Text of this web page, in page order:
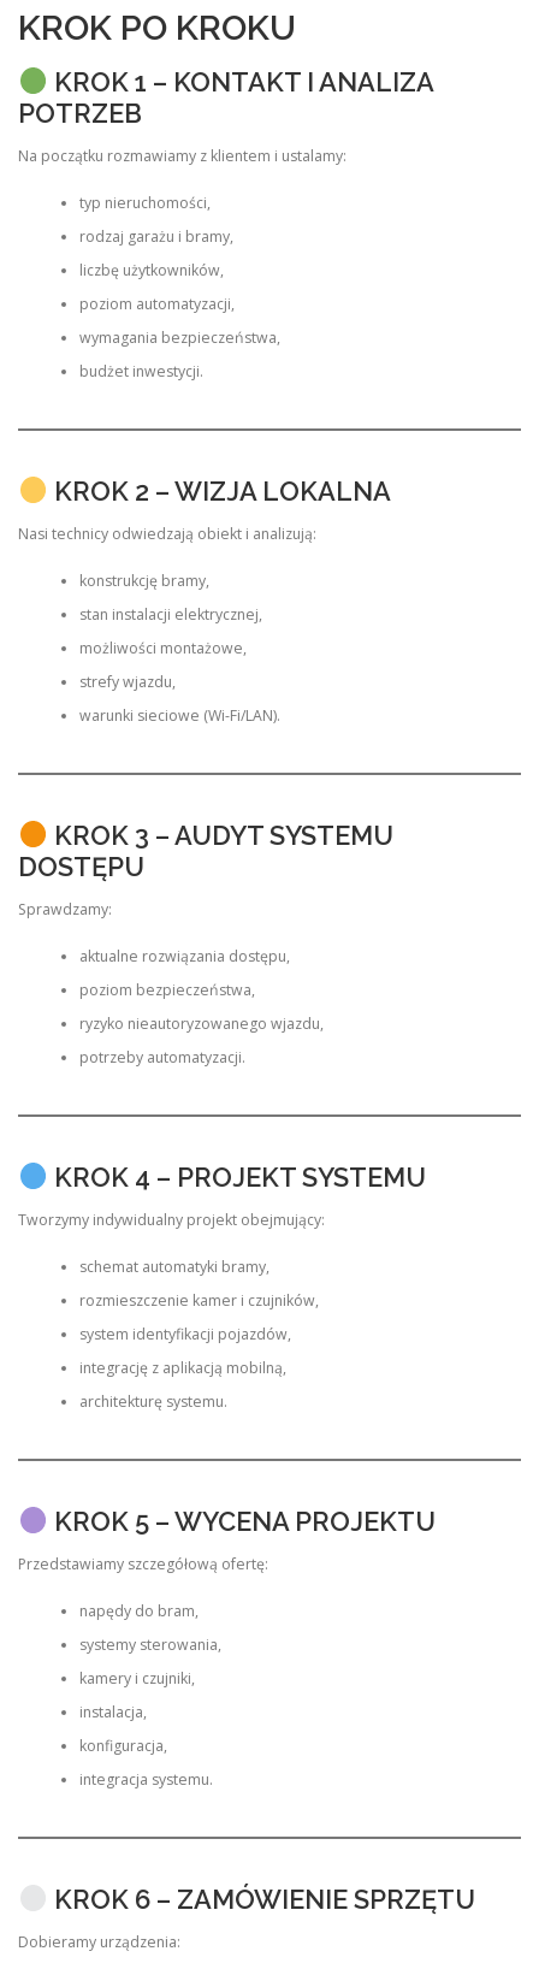
KROK PO KROKU
KROK 1 – KONTAKT I ANALIZA
POTRZEB
Na początku rozmawiamy z klientem i ustalamy:
typ nieruchomości,
rodzaj garażu i bramy,
liczbę użytkowników,
poziom automatyzacji,
wymagania bezpieczeństwa,
budżet inwestycji.
KROK 2 – WIZJA LOKALNA
Nasi technicy odwiedzają obiekt i analizują:
konstrukcję bramy,
stan instalacji elektrycznej,
możliwości montażowe,
strefy wjazdu,
warunki sieciowe (Wi-Fi/LAN).
KROK 3 – AUDYT SYSTEMU
DOSTĘPU
Sprawdzamy:
aktualne rozwiązania dostępu,
poziom bezpieczeństwa,
ryzyko nieautoryzowanego wjazdu,
potrzeby automatyzacji.
KROK 4 – PROJEKT SYSTEMU
Tworzymy indywidualny projekt obejmujący:
schemat automatyki bramy,
rozmieszczenie kamer i czujników,
system identyfikacji pojazdów,
integrację z aplikacją mobilną,
architekturę systemu.
KROK 5 – WYCENA PROJEKTU
Przedstawiamy szczegółową ofertę:
napędy do bram,
systemy sterowania,
kamery i czujniki,
instalacja,
konfiguracja,
integracja systemu.
KROK 6 – ZAMÓWIENIE SPRZĘTU
Dobieramy urządzenia: